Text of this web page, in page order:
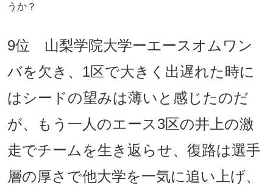
うか？
9位 山梨学院大学ーエースオムワン
バを欠き、1区で大きく出遅れた時に
はシードの望みは薄いと感じたのだ
が、もう一人のエース3区の井上の激
走でチームを生き返らせ、復路は選手
層の厚さで他大学を一気に追い上げ、